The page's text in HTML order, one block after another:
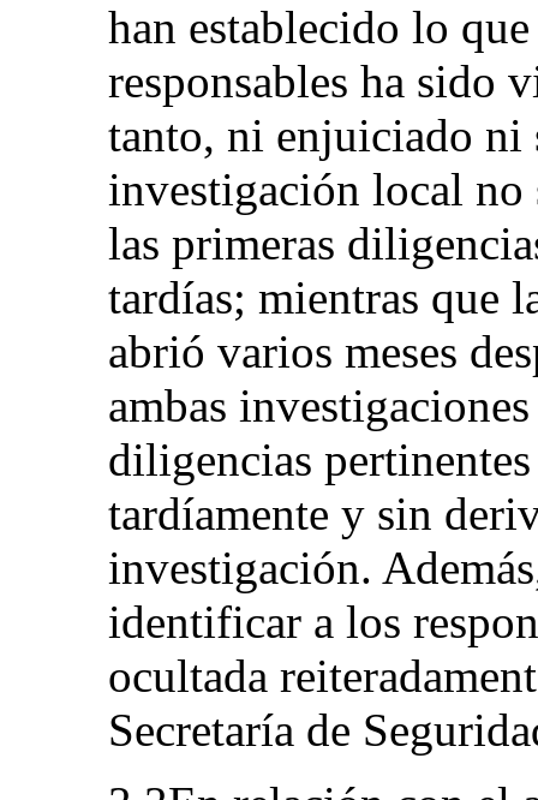
han establecido lo
responsables ha sido
tanto, ni enjuiciado ni
investigación local no
las primeras
tardías; mientras que
abrió varios meses
ambas
diligencias
tardíamente y sin
investigación.
identificar a los
ocultada
Secretaría de